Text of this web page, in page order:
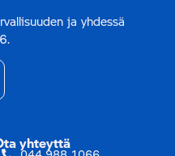
ja yhdessä
yhteyttä